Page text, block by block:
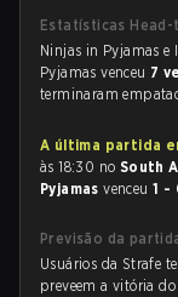
Estatísticas
Ninjas in Pyjamas
Pyjamas venceu 7
terminaram
A última partida
às 18:30 no South
Pyjamasvenceu1 -
Previsão da
Usuários da Strafe
preveem a vitória do